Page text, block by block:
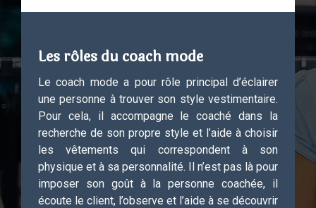
Les rôles du coach mode
Le coach mode a pour rôle principal d’éclairer
une personne à trouver son style vestimentaire.
Pour cela, il accompagne le coaché dans la
recherche de son propre style et l’aide à choisir
les vêtements qui correspondent à son
physique et à sa personnalité. Il n’est pas là pour
imposer son goût à la personne coachée, il
écoute le client, l’observe et l’aide à se découvrir